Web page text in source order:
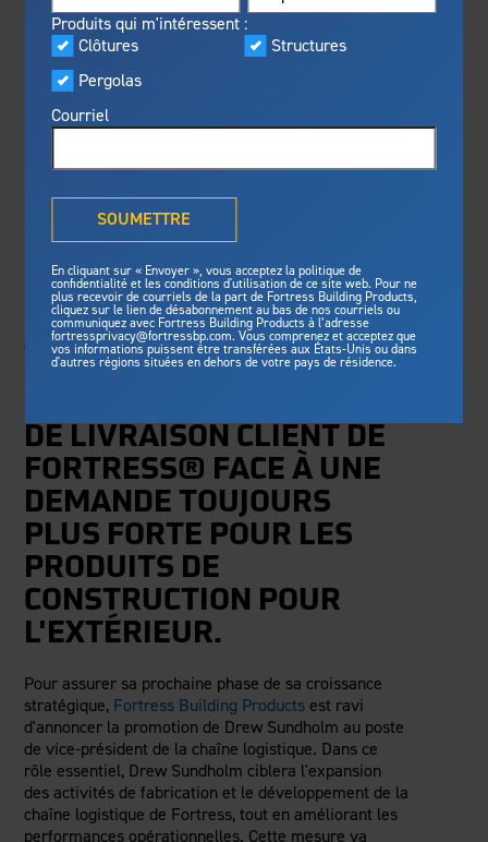
Produits qui m'intéressent :
Clôtures
Structures
Pergolas
Courriel
SOUMETTRE
En cliquant sur « Envoyer », vous acceptez la politique de
confidentialité et les conditions d'utilisation de ce site web. Pour ne
plus recevoir de courriels de la part de Fortress Building Products,
cliquez sur le lien de désabonnement au bas de nos courriels ou
communiquez avec Fortress Building Products à l’adresse
fortressprivacy@fortressbp.com. Vous comprenez et acceptez que
vos informations puissent être transférées aux États-Unis ou dans
d'autres régions situées en dehors de votre pays de résidence.
En vedette
Fabriqué pour la sécurité
Fortress
contre les tempêtes et des
tranquilité d’esprit de longue
durée.
Voyez pourquoi nous sommes
Structures
Structure d'acier pour terrasse
Clôtures
Clôtures en acier
Clôture en aluminium
Pergolas
Pergolas Evolution
Nouveaux ensembles de pergolas
Voir les produits par secteur
Résidentiel
Commercial
Industriel
Haute sécurité
Outdurable Living
Actualités et médias
Durabilité
Carrières
Donner au suivant
Nous contacter
Couverture médiatique
Visualiseur
Galerie
Préparez votre projet
Blogue
Études de cas
Fortress Master Class
Guides d'installation
FAQ
Dessins et spécifications
Garantie
Inscription à la garantie
Entretien et soin
Conformité au Code
Rapports des tests de conformité
FBP NOMME DREW
SUNDHOLM AU
PRÉSIDENT DE LA
CHAÎNE LOGISTIQUE
UN STRATÈGE ÉPROUVÉ
AUX COMMANDES POUR
OPTIMISER LA CHAÎNE
DE LIVRAISON CLIENT DE
FORTRESS® FACE À UNE
DEMANDE TOUJOURS
PLUS FORTE POUR LES
PRODUITS DE
CONSTRUCTION POUR
L'EXTÉRIEUR.
Pour assurer sa prochaine phase de sa croissance
stratégique, Fortress Building Productsest ravi
d'annoncer la promotion de Drew Sundholm au poste
de vice-président de la chaîne logistique. Dans ce
rôle essentiel, Drew Sundholm ciblera l'expansion
des activités de fabrication et le développement de la
chaîne logistique de Fortress, tout en améliorant les
performances opérationnelles. Cette mesure va